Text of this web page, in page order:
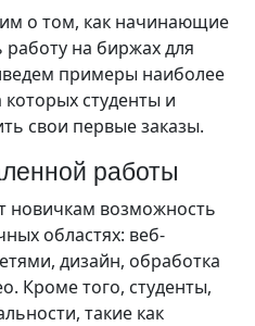
о том, как начинающие
на биржах для
примеры наиболее
студенты и
свои первые заказы.
работы
новичкам возможность
областях: веб-
дизайн, обработка
Кроме того, студенты,
такие как